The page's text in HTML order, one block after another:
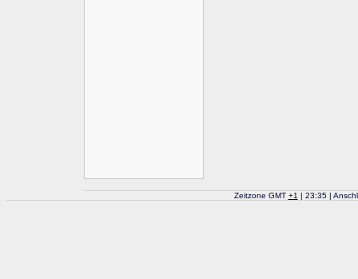
Zeitzone GMT +1 | 23:35 |